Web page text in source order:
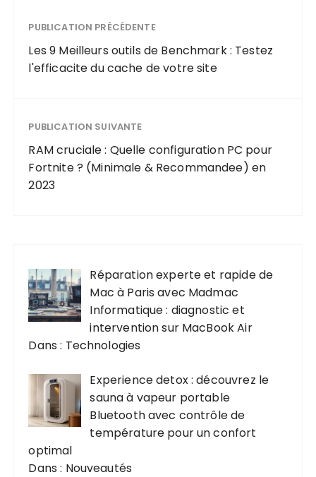
pays en
développeme
nt
efficacement
PUBLICATION PRÉCÉDENTE
Les 9 Meilleurs outils de Benchmark : Testez
l'efficacite du cache de votre site
PUBLICATION SUIVANTE
RAM cruciale : Quelle configuration PC pour
Fortnite ? (Minimale & Recommandee) en
2023
Réparation experte et rapide de
Mac à Paris avec Madmac
Informatique : diagnostic et
intervention sur MacBook Air
Dans : Technologies
Experience detox : découvrez le
sauna à vapeur portable
Bluetooth avec contrôle de
température pour un confort
optimal
Dans : Nouveautés